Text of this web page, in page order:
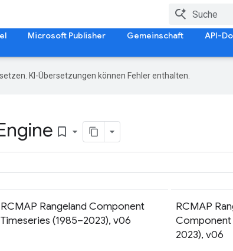
Microsoft Publisher Gemeinschaft API-
KI-Übersetzungen können Fehler enthalten.
bookmark_border
RCMAP Rangeland Component
Timeseries (1985–2023), v06
RCMAP
Component
2023), v06